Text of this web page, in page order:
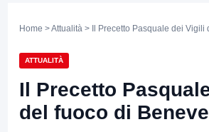
Home >Attualità > Il Precetto Pasquale dei Vigili
ATTUALITÀ
Il Precetto
del fuoco di